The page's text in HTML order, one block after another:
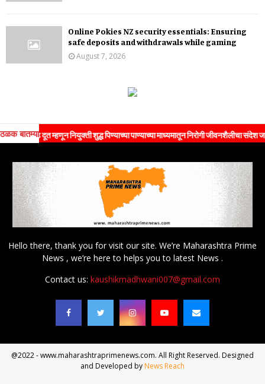
Online Pokies NZ security essentials: Ensuring
safe deposits and withdrawals while gaming
August 7, 2026
ठळक बातम्या
दूत म्हणून नियुक्ती शुद्ध पिण्याच्या पाण्याच्या माध्यमातून निरोगी जीवनशैलीचा संदेश जनतेपर्यंत
Hello there, thank you for visit our site. We’re Maharashtra Prime
News , we’re here to helps you to latest News .
Contact us: kaushikmadhwani007@gmail.com
@2022 - www.maharashtraprimenews.com. All Right Reserved. Designed
and Developed by News Reach